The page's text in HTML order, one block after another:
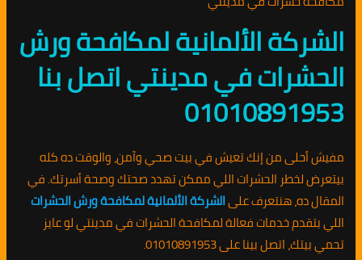
الشركة الألمانية لمكافحة ورش
الحشرات في مدينتي اتصل بنا
01010891953
مفيش أحلى من إنك تعيش في بيت صحي وآمن، والوقت ده كله
بيتعرض لخطر الحشرات اللي ممكن تهدد صحتك وصحة أسرتك. في
المقال ده، هنتعرف علىالشركة الألمانية لمكافحة ورش الحشرات
اللي بتقدم خدمات فعالة لمكافحة الحشرات في مدينتي لو عايز
تحمي بيتك، اتصل بينا على 01010891953.